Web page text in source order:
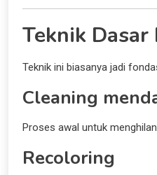
Teknik
Teknik ini biasanya jadi
Cleaning
Proses awal untuk
Recoloring